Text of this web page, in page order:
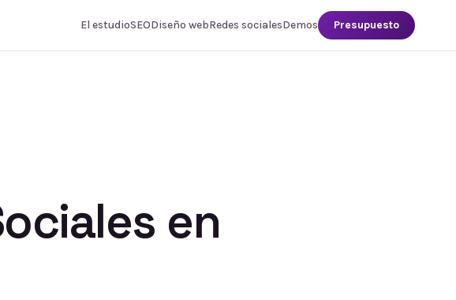
El estudioSEODiseño webRedes socialesDemos Presupuesto
en